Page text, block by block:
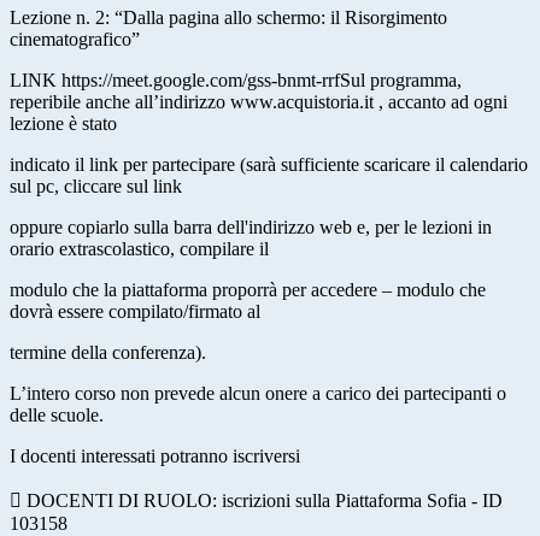
Lezione n. 2: “Dalla pagina allo schermo: il Risorgimento
cinematografico”
LINK https://meet.google.com/gss-bnmt-rrfSul programma,
reperibile anche all’indirizzo www.acquistoria.it , accanto ad ogni
lezione è stato
indicato il link per partecipare (sarà sufficiente scaricare il calendario
sul pc, cliccare sul link
oppure copiarlo sulla barra dell'indirizzo web e, per le lezioni in
orario extrascolastico, compilare il
modulo che la piattaforma proporrà per accedere – modulo che
dovrà essere compilato/firmato al
termine della conferenza).
L’intero corso non prevede alcun onere a carico dei partecipanti o
delle scuole.
I docenti interessati potranno iscriversi
 DOCENTI DI RUOLO: iscrizioni sulla Piattaforma Sofia - ID
103158